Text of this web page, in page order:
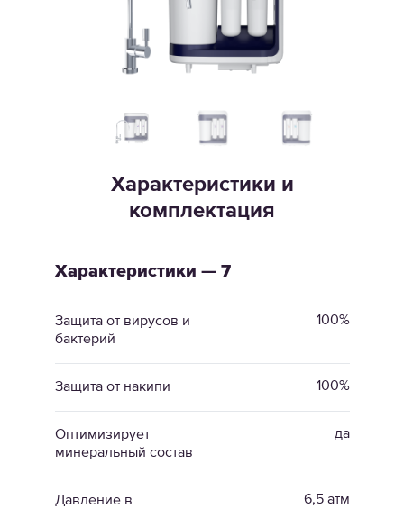
Характеристики и
комплектация
Характеристики — 7
Защита от вирусов и
бактерий
100%
Защита от накипи 100%
Оптимизирует
минеральный состав
да
Давление в
6,5 атм